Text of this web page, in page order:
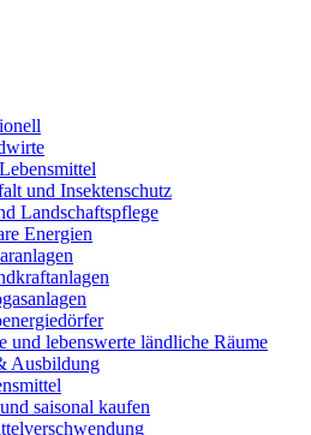
und Insektenschutz
Landschaftspflege
Energien
und lebenswerte ländliche Räume
Ausbildung
saisonal kaufen